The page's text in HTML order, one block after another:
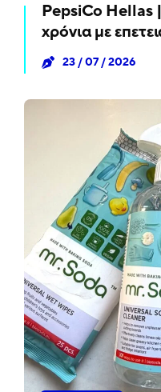
PepsiCo Hellas
χρόνια με
23 / 07 / 2026